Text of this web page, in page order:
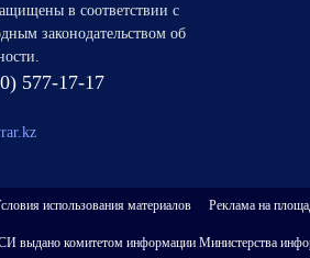
в соответствии с
законодательством об
577-17-17
использования материалов Реклама на
выдано комитетом информации Министерства